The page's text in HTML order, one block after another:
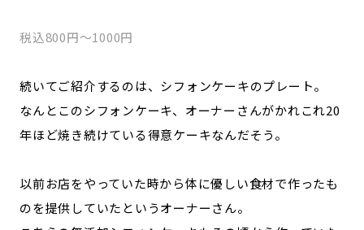
税込800円～1000円
続いてご紹介するのは、シフォンケーキのプレート。
なんとこのシフォンケーキ、オーナーさんがかれこれ20
年ほど焼き続けている得意ケーキなんだそう。
以前お店をやっていた時から体に優しい食材で作ったも
のを提供していたというオーナーさん。